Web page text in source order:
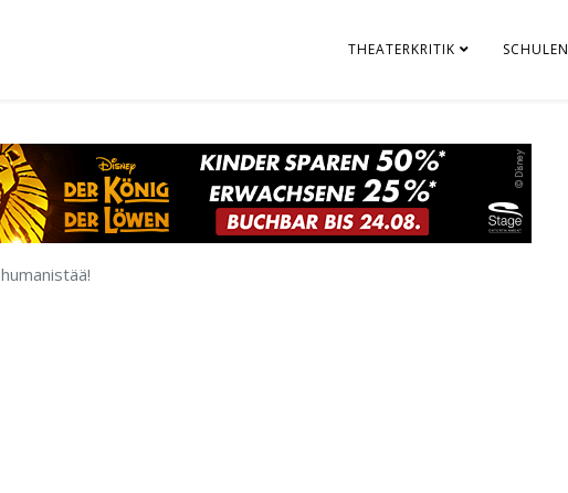
THEATERKRITIK SCHULEN
humanistää!